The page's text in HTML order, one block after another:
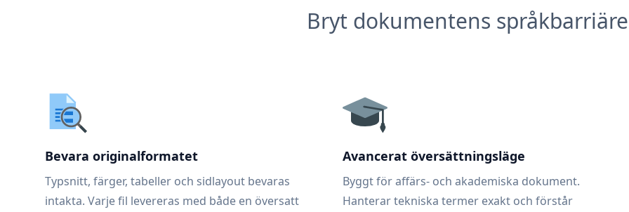
Bryt dokumentens
Bevara originalformatet
Typsnitt, färger, tabeller och sidlayout bevaras
intakta. Varje fil levereras med både en översatt
Avancerat översättningsläge
Byggt för affärs- och akademiska dokument.
Hanterar tekniska termer exakt och förstår